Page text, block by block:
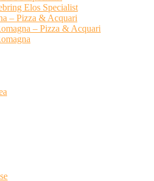
Elos Specialist
– Pizza & Acquari
– Pizza & Acquari